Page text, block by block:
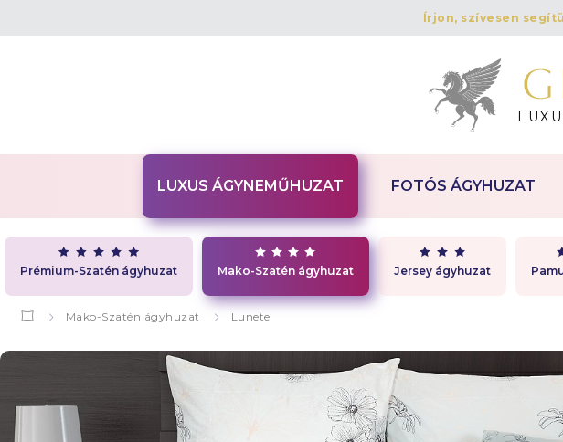
Írjon, szívesen
LUXUS ÁGYNEMŰHUZAT
Prémium-Szatén ágyhuzat Mako-Szatén ágyhuzat Jersey ágyhuzat
FOTÓS ÁGYHUZAT
Mako-Szatén ágyhuzat Lunete